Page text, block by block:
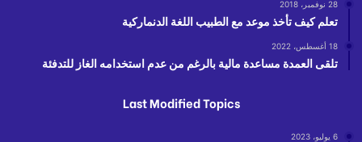
28 نوفمبر، 2018
تعلم كيف تأخذ موعد مع الطبيب اللغة الدنماركية
18 أغسطس، 2022
تلقى العمدة مساعدة مالية بالرغم من عدم استخدامه الغاز للتدفئة
Last Modified Topics
6 يوليو، 2023